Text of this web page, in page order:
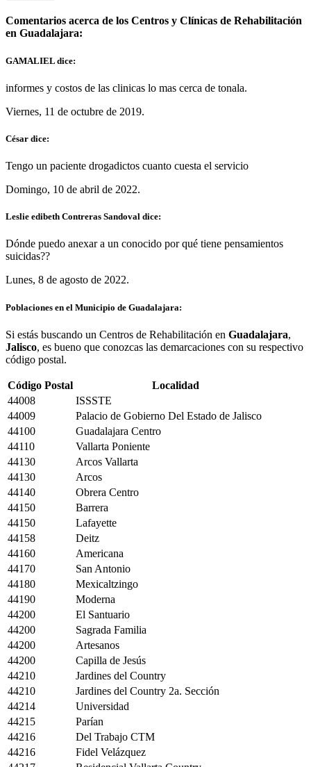
Comentarios acerca de los Centros y Clínicas de Rehabilitación
en Guadalajara:
GAMALIEL dice:
informes y costos de las clinicas lo mas cerca de tonala.
Viernes, 11 de octubre de 2019.
César dice:
Tengo un paciente drogadictos cuanto cuesta el servicio
Domingo, 10 de abril de 2022.
Leslie edibeth Contreras Sandoval dice:
Dónde puedo anexar a un conocido por qué tiene pensamientos
suicidas??
Lunes, 8 de agosto de 2022.
Poblaciones en el Municipio de Guadalajara:
Si estás buscando un Centros de Rehabilitación en Guadalajara,
Jalisco, es bueno que conozcas las demarcaciones con su respectivo
código postal.
Código Postal
Localidad
44008
ISSSTE
44009
Palacio de Gobierno Del Estado de Jalisco
44100
Guadalajara Centro
44110
Vallarta Poniente
44130
Arcos Vallarta
44130
Arcos
44140
Obrera Centro
44150
Barrera
44150
Lafayette
44158
Deitz
44160
Americana
44170
San Antonio
44180
Mexicaltzingo
44190
Moderna
44200
El Santuario
44200
Sagrada Familia
44200
Artesanos
44200
Capilla de Jesús
44210
Jardines del Country
44210
Jardines del Country 2a. Sección
44214
Universidad
44215
Parían
44216
Del Trabajo CTM
44216
Fidel Velázquez